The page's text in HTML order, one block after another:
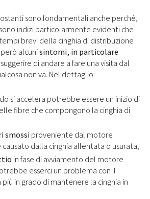
sono fondamentali anche perché,
indizi particolarmente evidenti che
brevi della cinghia di distribuzione
alcunisintomi, in particolare
di andare a fare una visita dal
non va. Nel dettaglio:
si accelera potrebbe essere un inizio di
fibre che compongono la cinghia di
smossiproveniente dal motore
dalla cinghia allentata o usurata;
in fase di avviamento del motore
esserci un problema con il
in grado di mantenere la cinghia in